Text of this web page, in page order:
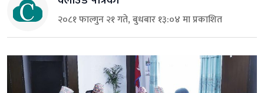
२०८१ फाल्गुन २१ गते, बुधबार १३:०४ मा प्रकाशित